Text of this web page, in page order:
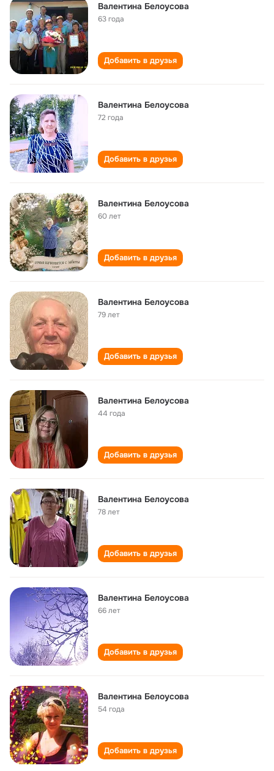
Валентина Белоусова
63 года
Добавить в друзья
Валентина Белоусова
72 года
Добавить в друзья
Валентина Белоусова
60 лет
Добавить в друзья
Валентина Белоусова
79 лет
Добавить в друзья
Валентина Белоусова
44 года
Добавить в друзья
Валентина Белоусова
78 лет
Добавить в друзья
Валентина Белоусова
66 лет
Добавить в друзья
Валентина Белоусова
54 года
Добавить в друзья